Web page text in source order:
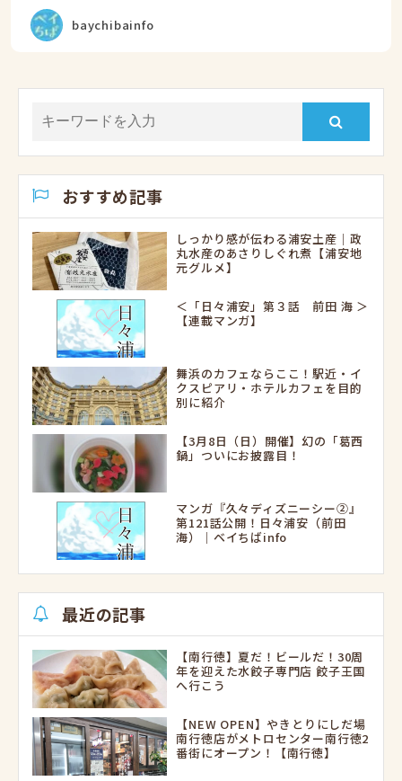
baychibainfo
おすすめ記事
しっかり感が伝わる浦安土産｜政
丸水産のあさりしぐれ煮【浦安地
元グルメ】
＜「日々浦安」第３話 前田 海 ＞
【連載マンガ】
舞浜のカフェならここ！駅近・イ
クスピアリ・ホテルカフェを目的
別に紹介
【3月8日（日）開催】幻の「葛西
鍋」ついにお披露目！
マンガ『久々ディズニーシー②』
第121話公開！日々浦安（前田
海）｜ベイちばinfo
最近の記事
【南行徳】夏だ！ビールだ！30周
年を迎えた水餃子専門店 餃子王国
へ行こう
【NEW OPEN】やきとりにしだ場
南行徳店がメトロセンター南行徳2
番街にオープン！【南行徳】